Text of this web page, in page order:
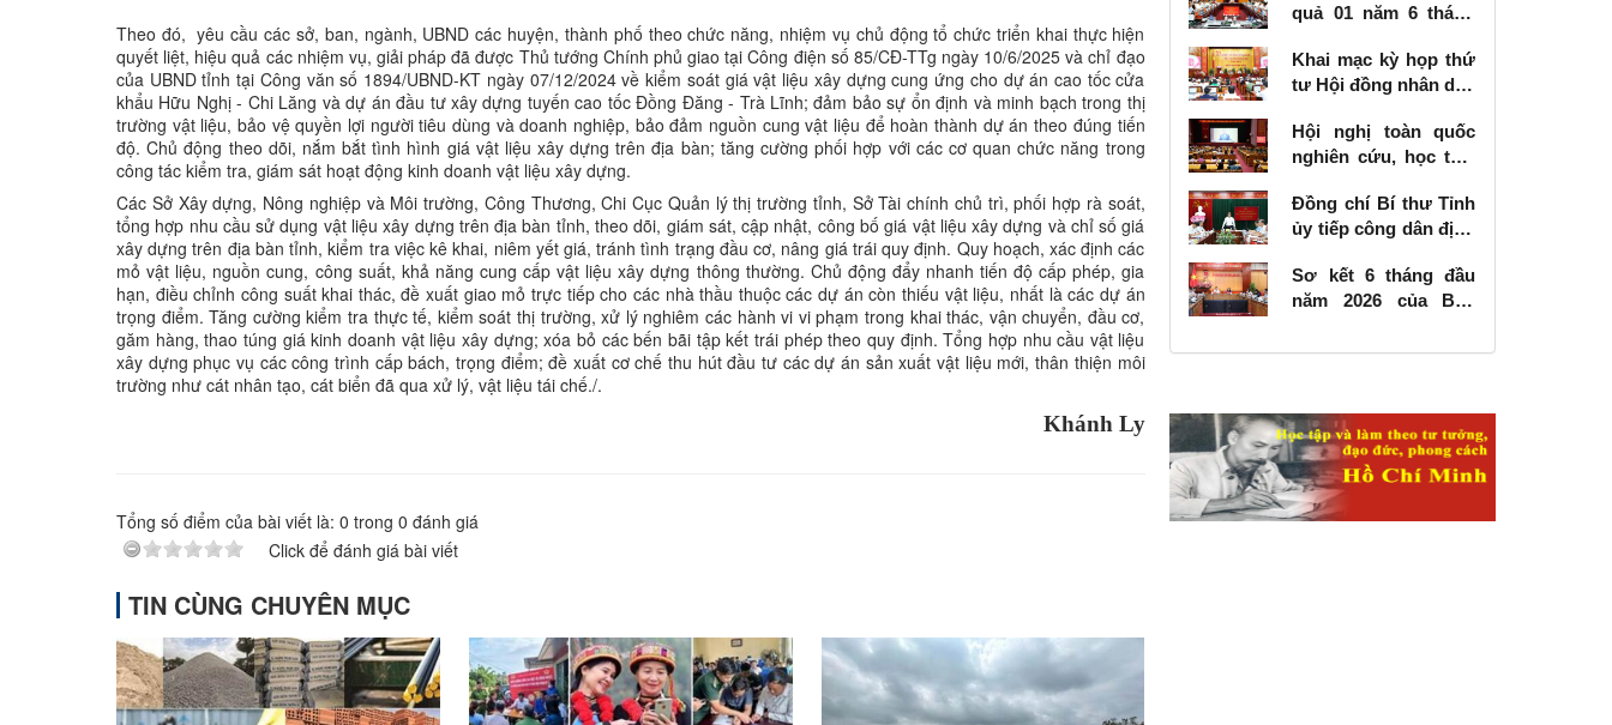
Theo đó, yêu cầu các sở, ban, ngành, UBND các huyện, thành phố theo chức năng, nhiệm vụ chủ động tổ chức triển khai thực hiện
quyết liệt, hiệu quả các nhiệm vụ, giải pháp đã được Thủ tướng Chính phủ giao tại Công điện số 85/CĐ-TTg ngày 10/6/2025 và chỉ đạo
của UBND tỉnh tại Công văn số 1894/UBND-KT ngày 07/12/2024 về kiểm soát giá vật liệu xây dựng cung ứng cho dự án cao tốc cửa
khẩu Hữu Nghị - Chi Lăng và dự án đầu tư xây dựng tuyến cao tốc Đồng Đăng - Trà Lĩnh; đảm bảo sự ổn định và minh bạch trong thị
trường vật liệu, bảo vệ quyền lợi người tiêu dùng và doanh nghiệp, bảo đảm nguồn cung vật liệu để hoàn thành dự án theo đúng tiến
độ. Chủ động theo dõi, nắm bắt tình hình giá vật liệu xây dựng trên địa bàn; tăng cường phối hợp với các cơ quan chức năng trong
công tác kiểm tra, giám sát hoạt động kinh doanh vật liệu xây dựng.
Các Sở Xây dựng, Nông nghiệp và Môi trường, Công Thương, Chi Cục Quản lý thị trường tỉnh, Sở Tài chính chủ trì, phối hợp rà soát,
tổng hợp nhu cầu sử dụng vật liệu xây dựng trên địa bàn tỉnh, theo dõi, giám sát, cập nhật, công bố giá vật liệu xây dựng và chỉ số giá
xây dựng trên địa bàn tỉnh, kiểm tra việc kê khai, niêm yết giá, tránh tình trạng đầu cơ, nâng giá trái quy định. Quy hoạch, xác định các
mỏ vật liệu, nguồn cung, công suất, khả năng cung cấp vật liệu xây dựng thông thường. Chủ động đẩy nhanh tiến độ cấp phép, gia
hạn, điều chỉnh công suất khai thác, đề xuất giao mỏ trực tiếp cho các nhà thầu thuộc các dự án còn thiếu vật liệu, nhất là các dự án
trọng điểm. Tăng cường kiểm tra thực tế, kiểm soát thị trường, xử lý nghiêm các hành vi vi phạm trong khai thác, vận chuyển, đầu cơ,
găm hàng, thao túng giá kinh doanh vật liệu xây dựng; xóa bỏ các bến bãi tập kết trái phép theo quy định. Tổng hợp nhu cầu vật liệu
xây dựng phục vụ các công trình cấp bách, trọng điểm; đề xuất cơ chế thu hút đầu tư các dự án sản xuất vật liệu mới, thân thiện môi
trường như cát nhân tạo, cát biển đã qua xử lý, vật liệu tái chế./.
Khánh Ly
Tổng số điểm của bài viết là: 0 trong 0 đánh giá
Click để đánh giá bài viết
TIN CÙNG CHUYÊN MỤC
quả 01 năm 6 tháng
số 57-NQ/TW
Khai mạc kỳ họp thứ
tư Hội đồng nhân dân
kỳ 2026 - 2031
Hội nghị toàn quốc
nghiên cứu, học tập,
khai thực hiện Nghị
quyết số 10-NQ/TW
phát triển kinh tế có
vốn đầu tư nước
Đồng chí Bí thư Tỉnh
ủy tiếp công dân định
Sơ kết 6 tháng đầu
năm 2026 của Ban
các công trình, dự án
giao thông vận tải